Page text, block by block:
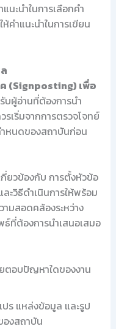
นะนำในการเลือกคำ
คำแนะนำในการเขียน
ค (Signposting) เพื่อ
บผู้อ่านที่ต้องการนำ
รเริ่มจากการตรวจโจทย์
หนดของสถาบันก่อน
ยวข้องกับ การตั้งหัวข้อ
วิธีดำเนินการให้พร้อม
มสอดคล้องระหว่าง
ที่ต้องการนำเสนอเสมอ
ตอบปัญหาใดของงาน
ร แหล่งข้อมูล และรูป
องสถาบัน